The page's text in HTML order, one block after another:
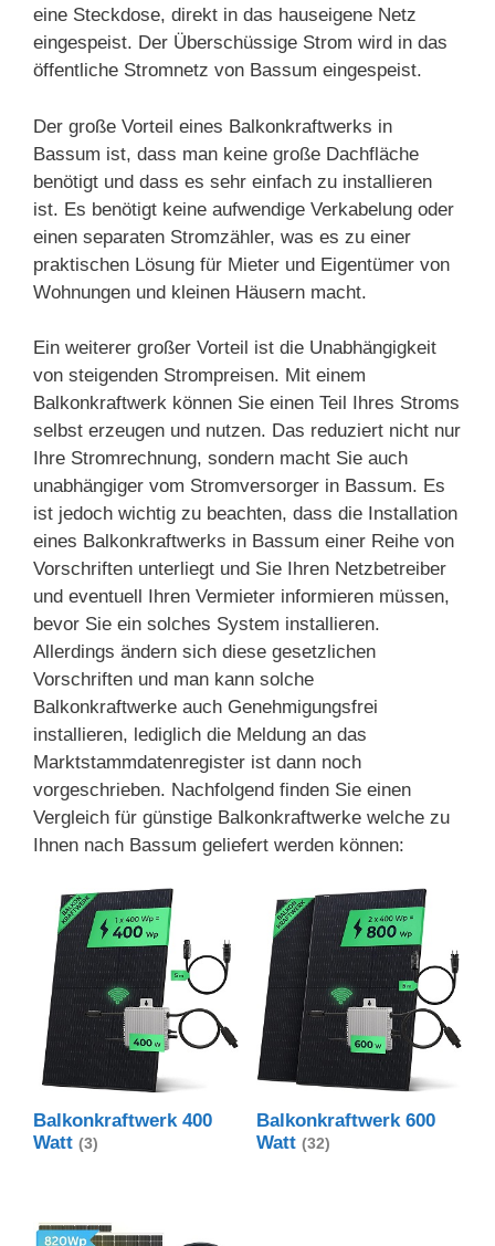
eine Steckdose, direkt in das hauseigene Netz
eingespeist. Der Überschüssige Strom wird in das
öffentliche Stromnetz von Bassum eingespeist.
Der große Vorteil eines Balkonkraftwerks in
Bassum ist, dass man keine große Dachfläche
benötigt und dass es sehr einfach zu installieren
ist. Es benötigt keine aufwendige Verkabelung oder
einen separaten Stromzähler, was es zu einer
praktischen Lösung für Mieter und Eigentümer von
Wohnungen und kleinen Häusern macht.
Ein weiterer großer Vorteil ist die Unabhängigkeit
von steigenden Strompreisen. Mit einem
Balkonkraftwerk können Sie einen Teil Ihres Stroms
selbst erzeugen und nutzen. Das reduziert nicht nur
Ihre Stromrechnung, sondern macht Sie auch
unabhängiger vom Stromversorger in Bassum. Es
ist jedoch wichtig zu beachten, dass die Installation
eines Balkonkraftwerks in Bassum einer Reihe von
Vorschriften unterliegt und Sie Ihren Netzbetreiber
und eventuell Ihren Vermieter informieren müssen,
bevor Sie ein solches System installieren.
Allerdings ändern sich diese gesetzlichen
Vorschriften und man kann solche
Balkonkraftwerke auch Genehmigungsfrei
installieren, lediglich die Meldung an das
Marktstammdatenregister ist dann noch
vorgeschrieben. Nachfolgend finden Sie einen
Vergleich für günstige Balkonkraftwerke welche zu
Ihnen nach Bassum geliefert werden können:
Balkonkraftwerk 400
Watt (3)
Balkonkraftwerk 600
Watt (32)